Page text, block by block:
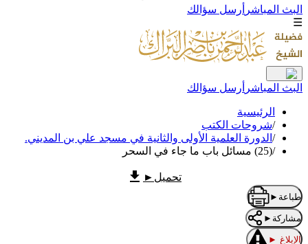
البث المباشر أرسل سؤالك
☰
البث المباشر أرسل سؤالك
الرئيسية
/شروحات الكتب
/ الدورة العلمية الأولى والثانية في مسجد علي بن المديني.
/(25) مسائل باب ما جاء في السحر
تحميل ►
طباعة ►
مشاركة ►
الإبلاغ ►